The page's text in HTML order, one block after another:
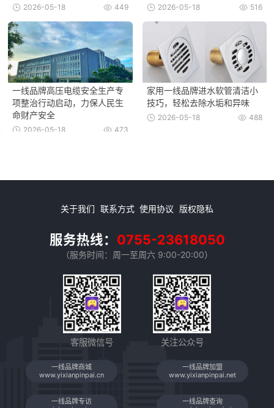
449
2026-05-18 516
2026-05-18
一线品牌高压电缆安全生产专
项整治行动启动，力保人民生
命财产安全
473
2026-05-18
家用一线品牌进水软管清洁小
技巧，轻松去除水垢和异味
488
2026-05-18
关于我们 联系方式 使用协议 版权隐私
服务热线： 0755-23618050
（服务时间：周一至周六 9:00-20:00）
客服微信号 关注公众号
一线品牌商城
www.yixianpinpai.cn
一线品牌加盟
www.yixianpinpai.net
一线品牌专访
一线品牌查询